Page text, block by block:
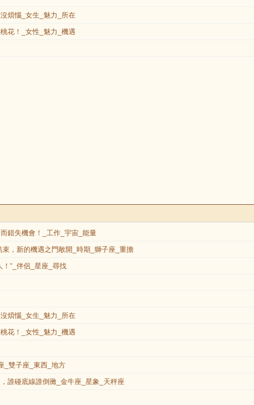
煩惱_女生_魅力_所在
花！_女性_魅力_機遇
錯失機會！_工作_宇宙_能量
，新的機遇之門敞開_時期_獅子座_重擔
”_伴侶_星座_尋找
煩惱_女生_魅力_所在
花！_女性_魅力_機遇
_雙子座_東西_地方
誰碰底線誰倒黴_金牛座_星象_天秤座